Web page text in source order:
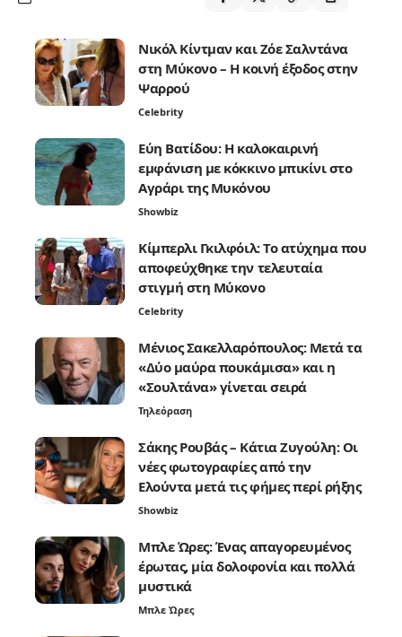
Νικόλ Κίντμαν και Ζόε Σαλντάνα
στη Μύκονο – Η κοινή έξοδος στην
Ψαρρού
Celebrity
Εύη Βατίδου: Η καλοκαιρινή
εμφάνιση με κόκκινο μπικίνι στο
Αγράρι της Μυκόνου
Showbiz
Κίμπερλι Γκιλφόιλ: Το ατύχημα που
αποφεύχθηκε την τελευταία
στιγμή στη Μύκονο
Celebrity
Μένιος Σακελλαρόπουλος: Μετά τα
«Δύο μαύρα πουκάμισα» και η
«Σουλτάνα» γίνεται σειρά
Τηλεόραση
Σάκης Ρουβάς – Κάτια Ζυγούλη: Οι
νέες φωτογραφίες από την
Ελούντα μετά τις φήμες περί ρήξης
Showbiz
Μπλε Ώρες: Ένας απαγορευμένος
έρωτας, μία δολοφονία και πολλά
μυστικά
Μπλε Ώρες